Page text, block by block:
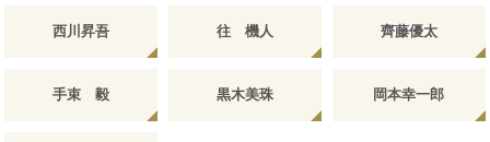
西川昇吾 往 機人 齊藤優太
手束 毅 黒木美珠 岡本幸一郎